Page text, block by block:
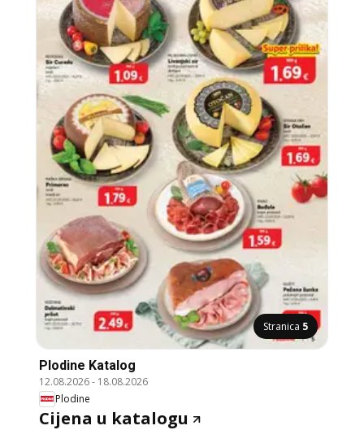
Stranica 5
Plodine Katalog
12.08.2026- 18.08.2026
Plodine
Cijena u katalogu